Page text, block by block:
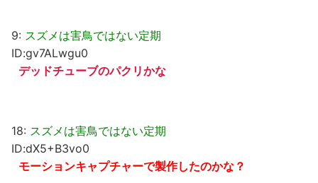
9: スズメは害鳥ではない定期
ID:gv7ALwgu0
デッドチューブのパクリかな
18: スズメは害鳥ではない定期
ID:dX5+B3vo0
モーションキャプチャーで製作したのかな？